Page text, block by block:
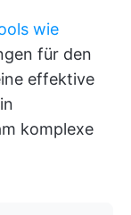
wie
für den
effektive
komplexe